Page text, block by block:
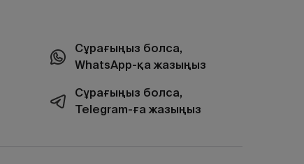
Сұрағыңыз болса,
WhatsApp-қа жазыңыз
Сұрағыңыз болса,
Telegram-ға жазыңыз